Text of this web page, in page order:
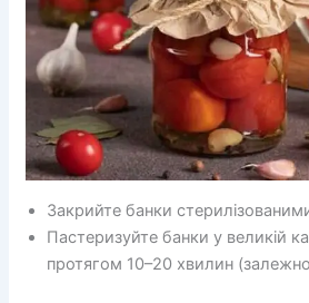
Закрийте банки
Пастеризуйте банки у великій
протягом 10–20 хвилин